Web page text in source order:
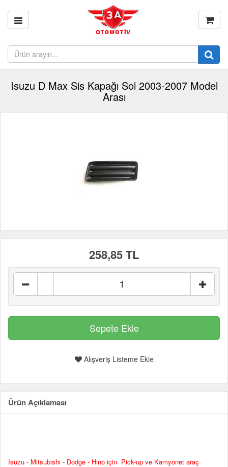
Isuzu D Max Sis Kapağı Sol 2003-2007 Model
Arası
258,85 TL
Alışveriş Listeme Ekle
Ürün Açıklaması
Isuzu - Mitsubishi - Dodge - Hino için Pick-up ve Kamyonet araç